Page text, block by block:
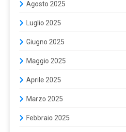
Agosto 2025
Luglio 2025
Giugno 2025
Maggio 2025
Aprile 2025
Marzo 2025
Febbraio 2025